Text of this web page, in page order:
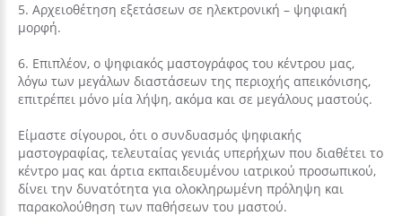
5. Αρχειοθέτηση εξετάσεων σε ηλεκτρονική – ψηφιακή
μορφή.
6. Επιπλέον, ο ψηφιακός μαστογράφος του κέντρου μας,
λόγω των μεγάλων διαστάσεων της περιοχής απεικόνισης,
επιτρέπει μόνο μία λήψη, ακόμα και σε μεγάλους μαστούς.
Είμαστε σίγουροι, ότι ο συνδυασμός ψηφιακής
μαστογραφίας, τελευταίας γενιάς υπερήχων που διαθέτει το
κέντρο μας και άρτια εκπαιδευμένου ιατρικού προσωπικού,
δίνει την δυνατότητα για ολοκληρωμένη πρόληψη και
παρακολούθηση των παθήσεων του μαστού.